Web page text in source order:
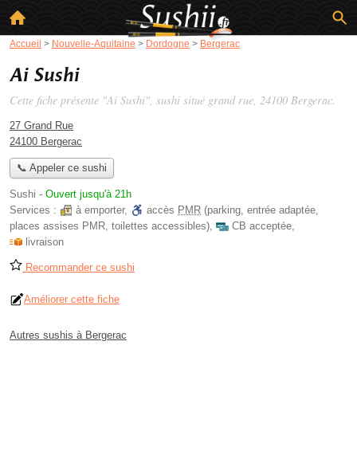
Accueil > Nouvelle-Aquitaine > Dordogne > Bergerac
Ai Sushi
Cette fiche présente "Ai Sushi", sushi situé grand rue, 24100 Bergerac.
27 Grand Rue
24100 Bergerac
📞 Appeler ce sushi
Sushi - Ouvert jusqu'à 21h
Services :
à emporter, accès PMR (parking, entrée adaptée,
places assises PMR, toilettes accessibles), CB acceptée,
livraison
Recommander ce sushi
Améliorer cette fiche
Autres sushis à Bergerac